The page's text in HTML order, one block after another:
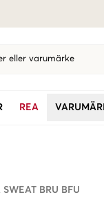
eller varumärke
REA
BRU BFU